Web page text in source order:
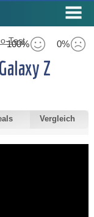
100% 0%
Test
Z
Vergleich